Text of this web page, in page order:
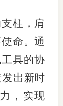
柱，肩
命。通
具的协
出新时
，实现